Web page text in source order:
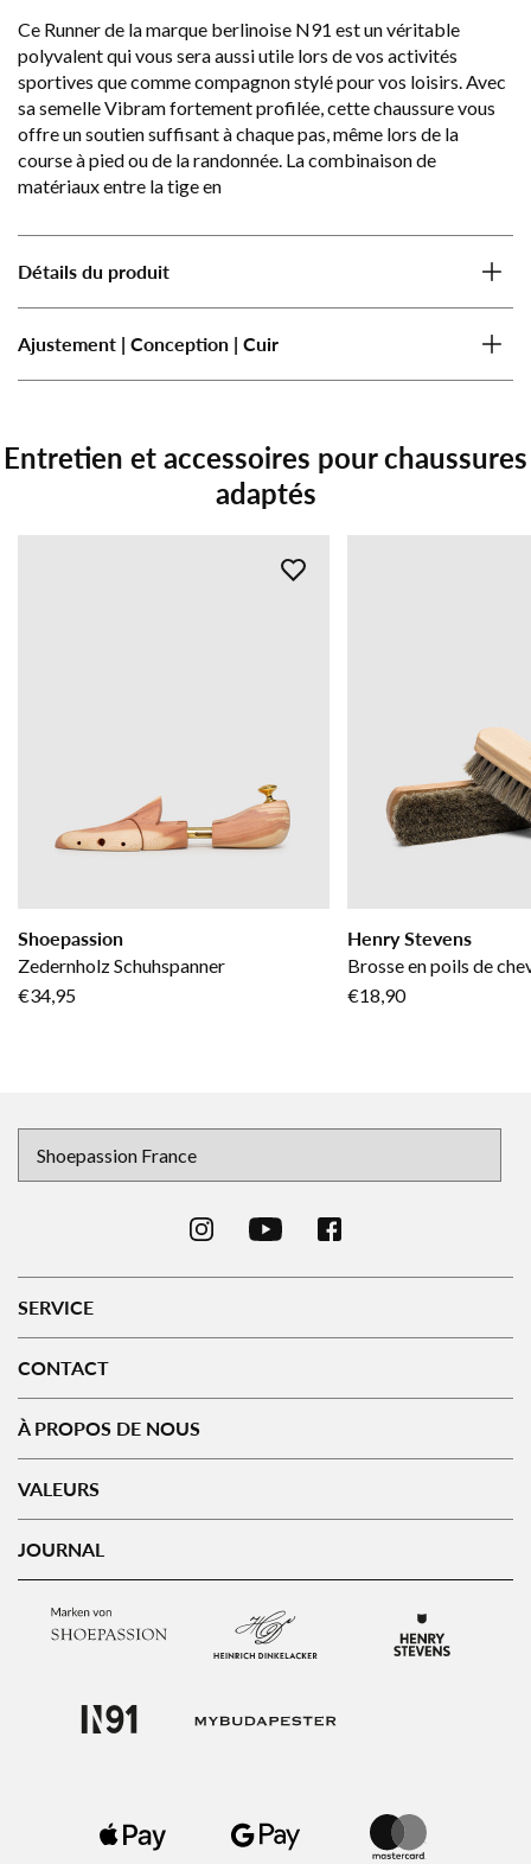
Ce Runner de la marque berlinoise N91 est un véritable
polyvalent qui vous sera aussi utile lors de vos activités
sportives que comme compagnon stylé pour vos loisirs. Avec
sa semelle Vibram fortement profilée, cette chaussure vous
offre un soutien suffisant à chaque pas, même lors de la
course à pied ou de la randonnée. La combinaison de
matériaux entre la tige en
Détails du produit
Ajustement | Conception | Cuir
Entretien et accessoires pour chaussures
adaptés
Shoepassion
Zedernholz Schuhspanner
€34,95
Henry Stevens
Brosse en poils de
€18,90
SERVICE
CONTACT
À PROPOS DE NOUS
VALEURS
JOURNAL